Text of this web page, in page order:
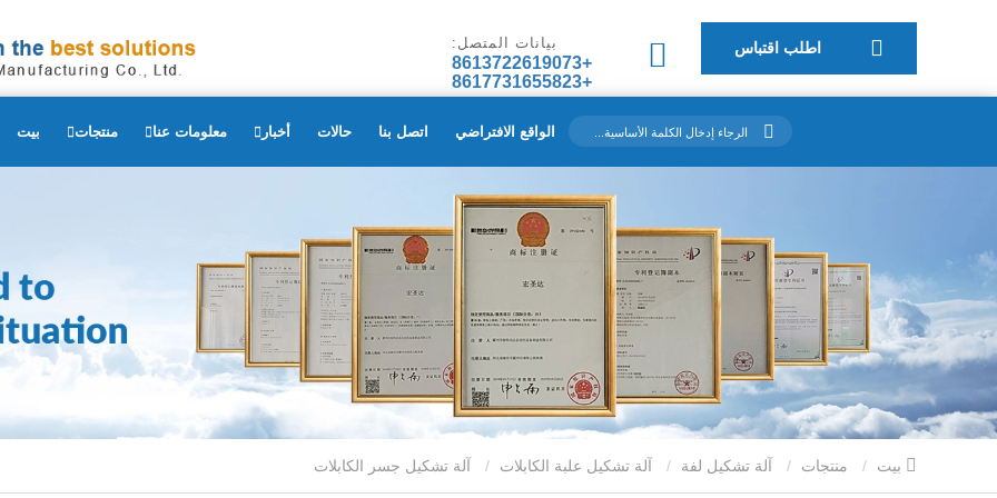
بيانات المتصل:
+8613722619073
+8617731655823
اطلب اقتباس
بيت منتجات معلومات عنا أخبار حالات اتصل بنا الواقع الافتراضي
منتجات آلة تشكيل لفة آلة تشكيل علبة الكابلات